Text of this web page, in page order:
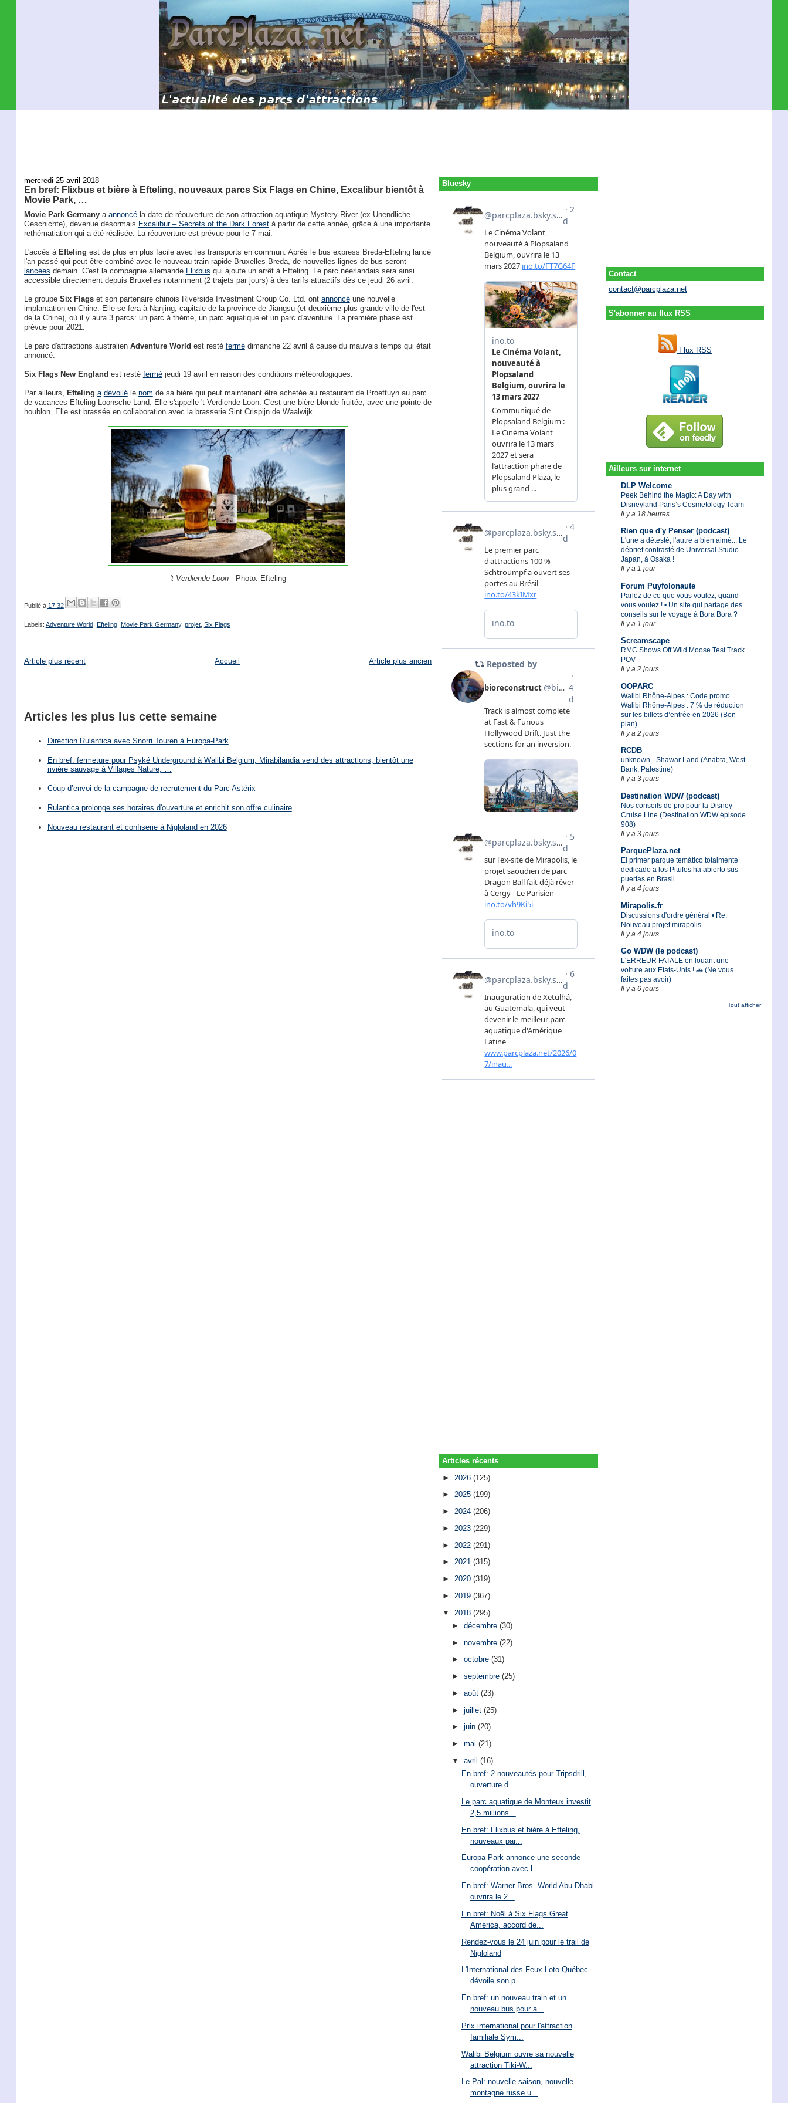
Contact
contact@parcplaza.net
S'abonner au flux RSS
Flux RSS
Ailleurs sur internet
DLP Welcome
Peek Behind the Magic: A Day with
Disneyland Paris’s Cosmetology Team
Il y a 18 heures
Rien que d'y Penser (podcast)
L'une a détesté, l'autre a bien aimé... Le
débrief contrasté de Universal Studio
Japan, à Osaka !
Il y a 1 jour
Forum Puyfolonaute
Parlez de ce que vous voulez, quand
vous voulez ! • Un site qui partage des
conseils sur le voyage à Bora Bora ?
Il y a 1 jour
Screamscape
RMC Shows Off Wild Moose Test Track
POV
Il y a 2 jours
OOPARC
Walibi Rhône-Alpes : Code promo
Walibi Rhône-Alpes : 7 % de réduction
sur les billets d’entrée en 2026 (Bon
plan)
Il y a 2 jours
RCDB
unknown - Shawar Land (Anabta, West
Bank, Palestine)
Il y a 3 jours
Destination WDW (podcast)
Nos conseils de pro pour la Disney
Cruise Line (Destination WDW épisode
908)
Il y a 3 jours
ParquePlaza.net
El primer parque temático totalmente
dedicado a los Pitufos ha abierto sus
puertas en Brasil
Il y a 4 jours
Mirapolis.fr
Discussions d'ordre général • Re:
Nouveau projet mirapolis
Il y a 4 jours
Go WDW (le podcast)
L'ERREUR FATALE en louant une
voiture aux Etats-Unis ! 🚗 (Ne vous
faites pas avoir)
Il y a 6 jours
Tout afficher
mercredi 25 avril 2018
En bref: Flixbus et bière à Efteling, nouveaux parcs Six Flags en Chine, Excalibur bientôt à
Movie Park, …
Movie Park Germanya annoncéla date de réouverture de son attraction aquatique Mystery River (ex Unendliche
Geschichte), devenue désormais Excalibur – Secrets of the Dark Forestà partir de cette année, grâce à une importante
rethématiation qui a été réalisée. La réouverture est prévue pour le 7 mai.
L'accès à Efteling est de plus en plus facile avec les transports en commun. Après le bus express Breda-Efteling lancé
l'an passé qui peut être combiné avec le nouveau train rapide Bruxelles-Breda, de nouvelles lignes de bus seront
lancées demain. C'est la compagnie allemande Flixbus qui ajoute un arrêt à Efteling. Le parc néerlandais sera ainsi
accessible directement depuis Bruxelles notamment (2 trajets par jours) à des tarifs attractifs dès ce jeudi 26 avril.
Le groupe Six Flagset son partenaire chinois Riverside Investment Group Co. Ltd. ont annoncéune nouvelle
implantation en Chine. Elle se fera à Nanjing, capitale de la province de Jiangsu (et deuxième plus grande ville de l'est
de la Chine), où il y aura 3 parcs: un parc à thème, un parc aquatique et un parc d'aventure. La première phase est
prévue pour 2021.
Le parc d'attractions australien Adventure World est resté fermédimanche 22 avril à cause du mauvais temps qui était
annoncé.
Six Flags New England est resté ferméjeudi 19 avril en raison des conditions météorologiques.
Par ailleurs, Efteling a dévoiléle nom de sa bière qui peut maintenant être achetée au restaurant de Proeftuyn au parc
de vacances Efteling Loonsche Land. Elle s'appelle 't Verdiende Loon. C'est une bière blonde fruitée, avec une pointe de
houblon. Elle est brassée en collaboration avec la brasserie Sint Crispijn de Waalwijk.
't Verdiende Loon- Photo: Efteling
Publié à 17:32
Labels: Adventure World, Efteling, Movie Park Germany, projet, Six Flags
Article plus récent Article plus ancien
Accueil
Articles les plus lus cette semaine
Direction Rulantica avec Snorri Touren à Europa-Park
En bref: fermeture pour Psyké Underground à Walibi Belgium, Mirabilandia vend des attractions, bientôt une
rivière sauvage à Villages Nature, …
Coup d’envoi de la campagne de recrutement du Parc Astérix
Rulantica prolonge ses horaires d'ouverture et enrichit son offre culinaire
Nouveau restaurant et confiserie à Nigloland en 2026
Bluesky
Articles récents
► 2026(125)
►2025(199)
►2024(206)
► 2023(229)
► 2022(291)
►2021(315)
►2020(319)
► 2019(367)
▼ 2018(295)
► décembre (30)
► novembre (22)
► octobre (31)
► septembre (25)
► août (23)
► juillet (25)
► juin (20)
► mai (21)
▼ avril (16)
En bref: 2 nouveautés pour Tripsdrill,
ouverture d...
Le parc aquatique de Monteux investit
2,5 millions...
En bref: Flixbus et bière à Efteling,
nouveaux par...
Europa-Park annonce une seconde
coopération avec l...
En bref: Warner Bros. World Abu Dhabi
ouvrira le 2...
En bref: Noël à Six Flags Great
America, accord de...
Rendez-vous le 24 juin pour le trail de
Nigloland
L'International des Feux Loto-Québec
dévoile son p...
En bref: un nouveau train et un
nouveau bus pour a...
Prix international pour l'attraction
familiale Sym...
Walibi Belgium ouvre sa nouvelle
attraction Tiki-W...
Le Pal: nouvelle saison, nouvelle
montagne russe u...